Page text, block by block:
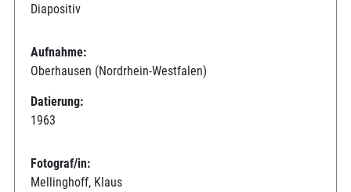
Diapositiv
Aufnahme:
Oberhausen (Nordrhein-Westfalen)
Datierung:
1963
Fotograf/in:
Mellinghoff, Klaus